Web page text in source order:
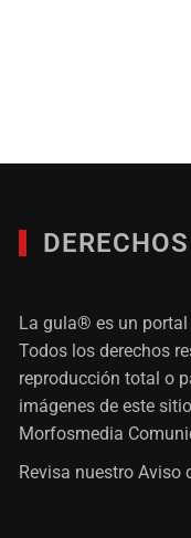
La gula® es un
Todos los derechos
reproducción total o
imágenes de este
Morfosmedia
Revisa nuestroAviso